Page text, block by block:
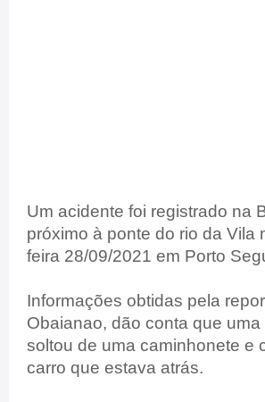
Um acidente foi registrado na
próximo à ponte do rio da Vila
feira 28/09/2021 em Porto
Informações obtidas pela
Obaianao, dão conta que
soltou de uma caminhonete e
carro que estava atrás.